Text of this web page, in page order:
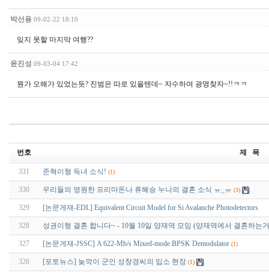
박선용 09-02-22 18:10
잊지 못할 마지막 여행??
윤진성 09-03-04 17:42
뭔가 오해가 있었는듯? 진범은 따로 있을텐데~ 자수하여 광명찾자~!!ㅋㅋ
번호 제 목
331 준혁이형 득녀 소식! (1)
330 우리들의 영원한 프리마돈나 류혜승 누나의 결혼 소식 ㅠ_ㅠ (3)
329 [논문게재-EDL] Equivalent Circuit Model for Si Avalanche Photodetectors
328 성권이형 결혼 합니다~ - 10월 10일 양재역 모임 (양재역에서 결혼하는
327 [논문게재-JSSC] A 622-Mb/s Mixed-mode BPSK Demodulator (1)
326 [포토뉴스] 늦깍이 군인 성창경씨의 입소 현장 (1)